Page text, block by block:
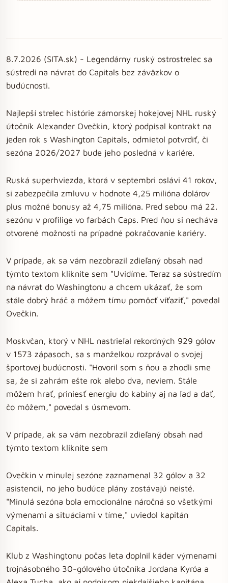
8.7.2026 (SITA.sk) - Legendárny ruský ostrostrelec sa
sústredí na návrat do Capitals bez záväzkov o
budúcnosti.
Najlepší strelec histórie zámorskej hokejovej NHL ruský
útočník Alexander Ovečkin, ktorý podpísal kontrakt na
jeden rok s Washington Capitals, odmietol potvrdiť, či
sezóna 2026/2027 bude jeho posledná v kariére.
Ruská superhviezda, ktorá v septembri oslávi 41 rokov,
si zabezpečila zmluvu v hodnote 4,25 milióna dolárov
plus možné bonusy až 4,75 milióna. Pred sebou má 22.
sezónu v profilige vo farbách Caps. Pred ňou si necháva
otvorené možnosti na prípadné pokračovanie kariéry.
V prípade, ak sa vám nezobrazil zdieľaný obsah nad
týmto textom kliknite sem "Uvidíme. Teraz sa sústredím
na návrat do Washingtonu a chcem ukázať, že som
stále dobrý hráč a môžem tímu pomôcť víťaziť," povedal
Ovečkin.
Moskvčan, ktorý v NHL nastrieľal rekordných 929 gólov
v 1573 zápasoch, sa s manželkou rozprával o svojej
športovej budúcnosti. "Hovoril som s ňou a zhodli sme
sa, že si zahrám ešte rok alebo dva, neviem. Stále
môžem hrať, priniesť energiu do kabíny aj na ľad a dať,
čo môžem," povedal s úsmevom.
V prípade, ak sa vám nezobrazil zdieľaný obsah nad
týmto textom kliknite sem
Ovečkin v minulej sezóne zaznamenal 32 gólov a 32
asistencií, no jeho budúce plány zostávajú neisté.
"Minulá sezóna bola emocionálne náročná so všetkými
výmenami a situáciami v tíme," uviedol kapitán
Capitals.
Klub z Washingtonu počas leta doplnil káder výmenami
trojnásobného 30-gólového útočníka Jordana Kyróa a